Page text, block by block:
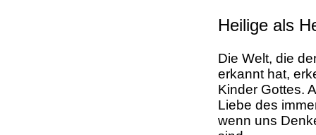
Heilige als
Die Welt, die
erkannt hat,
Kinder Gottes.
Liebe des
wenn uns